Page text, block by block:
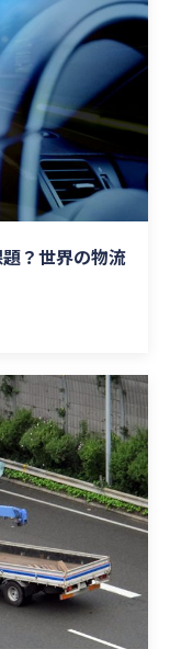
？世界の物流